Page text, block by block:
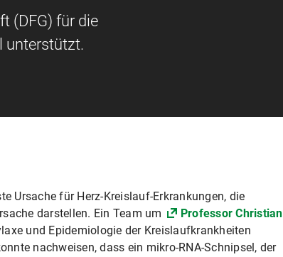
(DFG) für die
unterstützt.
Ursache für Herz-Kreislauf-Erkrankungen, die
darstellen. Ein Team um
Professor Christian
und Epidemiologie der Kreislaufkrankheiten
nachweisen, dass ein mikro-RNA-Schnipsel, der